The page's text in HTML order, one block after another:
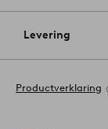
Levering
Productverklaring